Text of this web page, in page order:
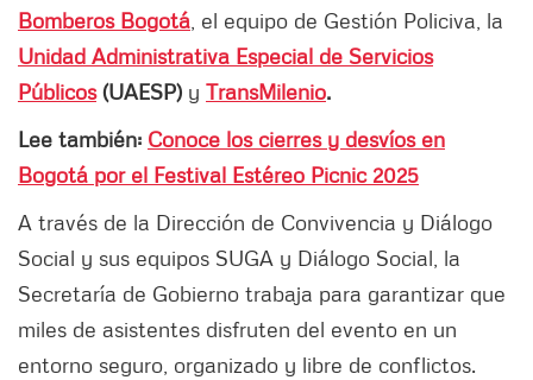
Bomberos Bogotá , el equipo de Gestión Policiva, la
Unidad Administrativa Especial de Servicios
Públicos(UAESP) y TransMilenio.
Lee también: Conoce los cierres y desvíos en
Bogotá por el Festival Estéreo Picnic 2025
A través de la Dirección de Convivencia y Diálogo
Social y sus equipos SUGA y Diálogo Social, la
Secretaría de Gobierno trabaja para garantizar que
miles de asistentes disfruten del evento en un
entorno seguro, organizado y libre de conflictos.